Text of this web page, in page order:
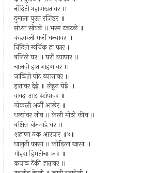
नोंदिती गहाणखतावर ॥
दुमाला पुस्त रजिष्टर ॥
संध्या सोवळें ॥ भस्म टळटळे ॥
कडकली मर्जी धन्यावर ॥
निंदितो खर्चिक हा फार ॥
वर्जिले घर ॥ घरीं व्यापार ॥
चालवी हात गाहणावर ॥
जाळितो पोट व्याजावर ॥
हातावर देई ॥ लेहून घेई ॥
वायदा आट स्टांपावर ॥
ठोकली अर्जी आखेर ॥
धन्यांवर जीव ॥ केली मोठी कींव ॥
बक्षिस बीनभाडे घर ॥
शहाणा ठक आरपार ॥४॥
घालुनी फासा ॥ कोंडिला खासा ॥
मोहरा हिमतीचा फार ॥
कपाळ टेंकी हातावर ॥